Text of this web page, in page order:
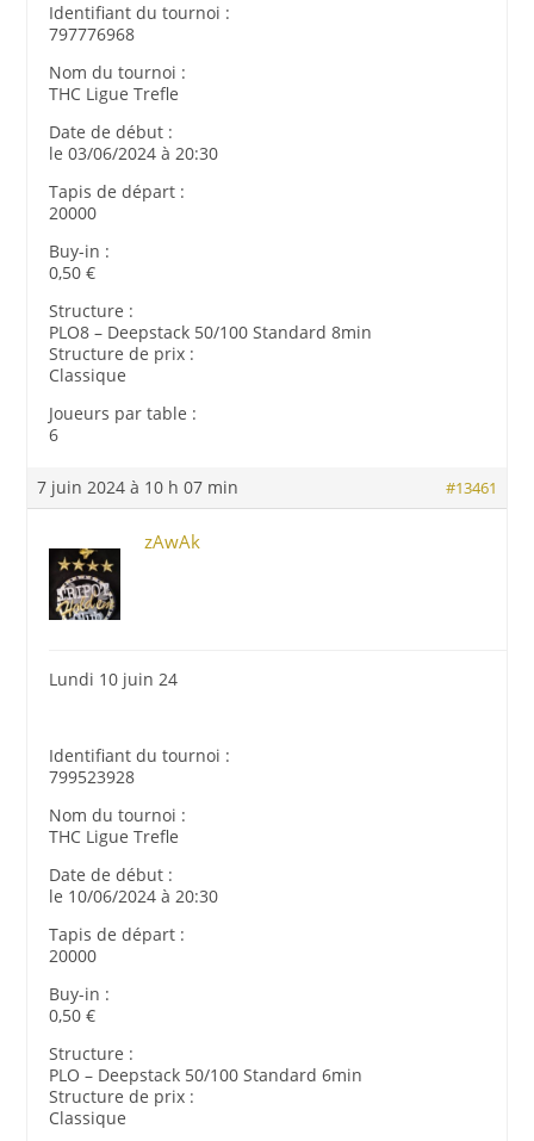
Identifiant du tournoi :
797776968
Nom du tournoi :
THC Ligue Trefle
Date de début :
le 03/06/2024 à 20:30
Tapis de départ :
20000
Buy-in :
0,50 €
Structure :
PLO8 – Deepstack 50/100 Standard 8min
Structure de prix :
Classique
Joueurs par table :
6
7 juin 2024 à 10 h 07 min #13461
zAwAk
Lundi 10 juin 24
Identifiant du tournoi :
799523928
Nom du tournoi :
THC Ligue Trefle
Date de début :
le 10/06/2024 à 20:30
Tapis de départ :
20000
Buy-in :
0,50 €
Structure :
PLO – Deepstack 50/100 Standard 6min
Structure de prix :
Classique